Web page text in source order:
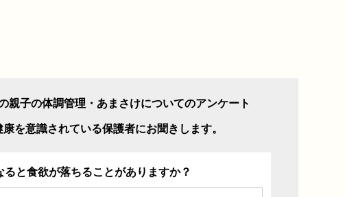
親子の体調管理・あまさけについてのアンケート
を意識されている保護者にお聞きします。
ると食欲が落ちることがありますか？